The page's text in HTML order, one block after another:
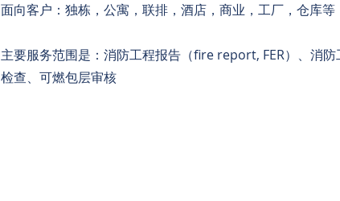
面向客户：独栋，公寓，联排，酒店，商业，工厂，仓库等
主要服务范围是：消防工程报告（fire report, FER）、消
检查、可燃包层审核